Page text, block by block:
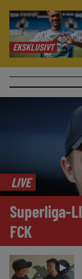
EKSKLUSIVT
LIVE
Superliga-
FCK
►